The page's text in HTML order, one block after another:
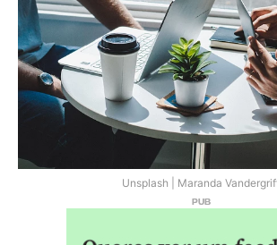
Unsplash | Maranda